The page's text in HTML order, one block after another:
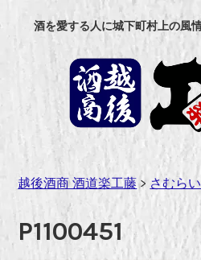
酒を愛する人に城下町村上の風
越後酒商 酒道楽工藤 > さむら
P1100451